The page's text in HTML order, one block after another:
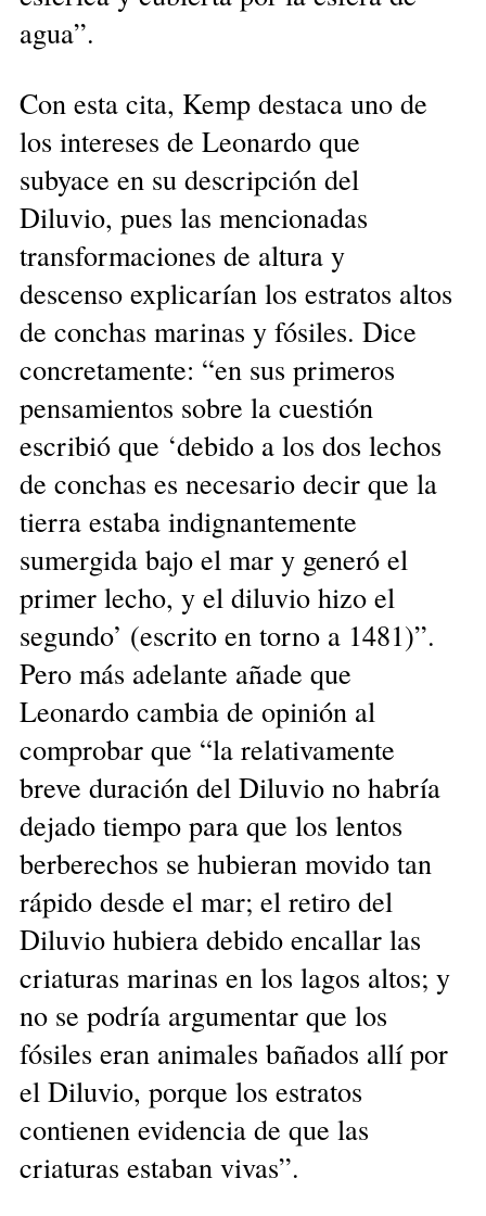
agua”.
Con esta cita, Kemp destaca uno de
los intereses de Leonardo que
subyace en su descripción del
Diluvio, pues las mencionadas
transformaciones de altura y
descenso explicarían los estratos altos
de conchas marinas y fósiles. Dice
concretamente: “en sus primeros
pensamientos sobre la cuestión
escribió que ‘debido a los dos lechos
de conchas es necesario decir que la
tierra estaba indignantemente
sumergida bajo el mar y generó el
primer lecho, y el diluvio hizo el
segundo’ (escrito en torno a 1481)”.
Pero más adelante añade que
Leonardo cambia de opinión al
comprobar que “la relativamente
breve duración del Diluvio no habría
dejado tiempo para que los lentos
berberechos se hubieran movido tan
rápido desde el mar; el retiro del
Diluvio hubiera debido encallar las
criaturas marinas en los lagos altos; y
no se podría argumentar que los
fósiles eran animales bañados allí por
el Diluvio, porque los estratos
contienen evidencia de que las
criaturas estaban vivas”.